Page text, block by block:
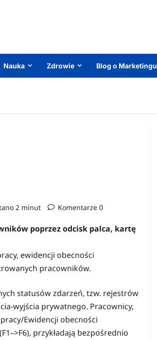
Nauka Zdrowie Blog o Marketingu
2 minut Komentarze 0
poprzez odcisk palca, kartę
ewidencji obecności
pracowników.
statusów zdarzeń, tzw. rejestrów
wyjścia prywatnego. Pracownicy,
Ewidencji obecności
przykładają bezpośrednio